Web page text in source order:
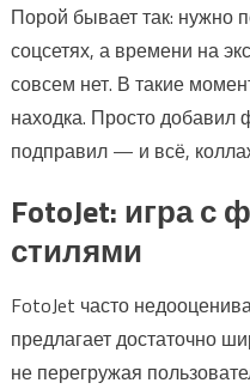
Порой бывает так: нужно
соцсетях, а времени на
совсем нет. В такие
находка. Просто добавил
подправил — и всё,
FotoJet: игра с
стилями
FotoJet часто
предлагает достаточно
не перегружая